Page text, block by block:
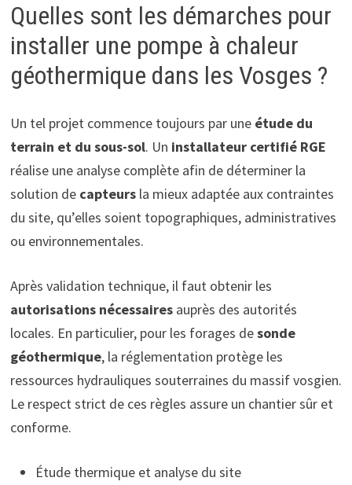
Quelles sont les démarches pour
installer une pompe à chaleur
géothermique dans les Vosges ?
Un tel projet commence toujours par une étude du
terrain et du sous-sol. Un installateur certifié RGE
réalise une analyse complète afin de déterminer la
solution de capteursla mieux adaptée aux contraintes
du site, qu’elles soient topographiques, administratives
ou environnementales.
Après validation technique, il faut obtenir les
autorisations nécessairesauprès des autorités
locales. En particulier, pour les forages desonde
géothermique, la réglementation protège les
ressources hydrauliques souterraines du massif vosgien.
Le respect strict de ces règles assure un chantier sûr et
conforme.
Étude thermique et analyse du site